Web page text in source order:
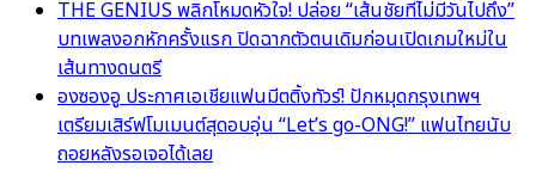
THE GENIUS พลิกโหมดหัวใจ! ปล่อย “เส้นชัยที่ไม่มีวันไปถึง”
บทเพลงอกหักครั้งแรก ปิดฉากตัวตนเดิมก่อนเปิดเกมใหม่ใน
เส้นทางดนตรี
องซองอู ประกาศเอเชียแฟนมีตติ้งทัวร์! ปักหมุดกรุงเทพฯ
เตรียมเสิร์ฟโมเมนต์สุดอบอุ่น “Let’s go-ONG!” แฟนไทยนับ
ถอยหลังรอเจอได้เลย